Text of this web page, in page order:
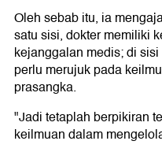
Oleh sebab itu, ia
satu sisi, dokter memiliki
kejanggalan medis; di
perlu merujuk pada
prasangka.
"Jadi tetaplah berpikiran
keilmuan dalam